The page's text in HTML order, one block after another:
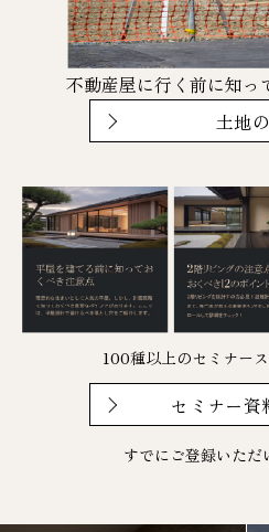
不動産屋に行く前に知っ
土地
100種以上のセミナー
セミナー資
すでにご登録いただ